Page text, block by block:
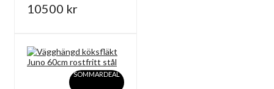
10500 kr
SOMMARDEAL